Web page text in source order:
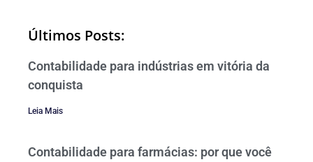
Últimos Posts:
Contabilidade para indústrias em vitória da
conquista
Leia Mais
Contabilidade para farmácias: por que você